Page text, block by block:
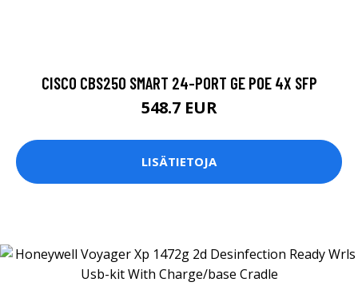
CISCO CBS250 SMART 24-PORT GE POE 4X SFP
548.7 EUR
LISÄTIETOJA